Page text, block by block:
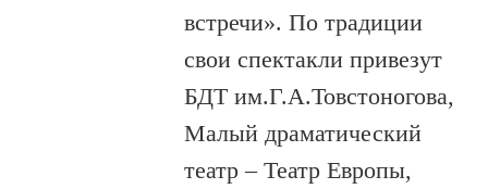
встречи». По традиции
свои спектакли привезут
БДТ им.Г.А.Товстоногова,
Малый драматический
театр – Театр Европы,